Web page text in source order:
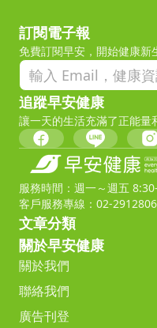
訂閱電子報
免費訂閱早安，開始健康新
追蹤早安健康
讓一天的生活充滿了正能量
服務時間：週一～週五
客戶服務專線：02-
文章分類
關於早安健康
關於我們
聯絡我們
廣告刊登